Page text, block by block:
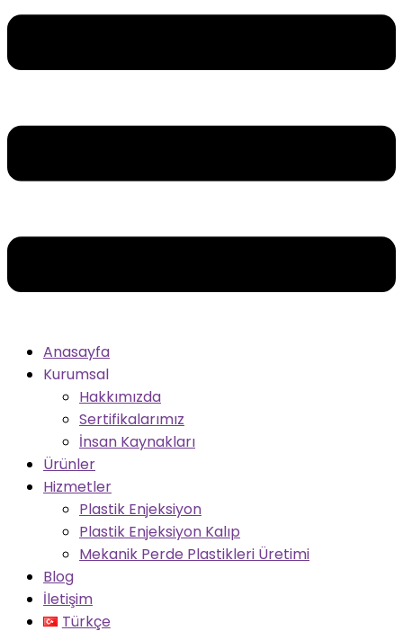
Anasayfa
Kurumsal
Hakkımızda
Sertifikalarımız
İnsan Kaynakları
Ürünler
Hizmetler
Plastik Enjeksiyon
Plastik Enjeksiyon Kalıp
Mekanik Perde Plastikleri Üretimi
Blog
İletişim
Türkçe